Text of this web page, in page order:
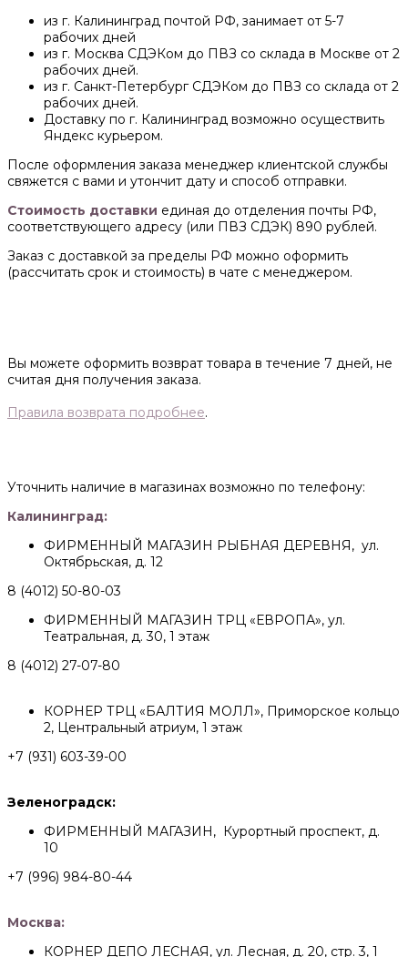
из г. Калининград почтой РФ, занимает от 5-7
рабочих дней
из г. Москва СДЭКом до ПВЗ со склада в Москве от 2
рабочих дней.
из г. Санкт-Петербург СДЭКом до ПВЗ со склада от 2
рабочих дней.
Доставку по г. Калининград возможно осуществить
Яндекс курьером.
После оформления заказа менеджер клиентской службы
свяжется с вами и утончит дату и способ отправки.
Стоимость доставки единая до отделения почты РФ,
соответствующего адресу (или ПВЗ СДЭК) 890 рублей.
Заказ с доставкой за пределы РФ можно оформить
(рассчитать срок и стоимость) в чате с менеджером.
Вы можете оформить возврат товара в течение 7 дней, не
считая дня получения заказа.
Правила возврата подробнее.
Уточнить наличие в магазинах возможно по телефону:
Калининград:
ФИРМЕННЫЙ МАГАЗИН РЫБНАЯ ДЕРЕВНЯ, ул.
Октябрьская, д. 12
8 (4012) 50-80-03
ФИРМЕННЫЙ МАГАЗИН ТРЦ «ЕВРОПА», ул.
Театральная, д. 30, 1 этаж
8 (4012) 27-07-80
КОРНЕР ТРЦ «БАЛТИЯ МОЛЛ», Приморское кольцо
2, Центральный атриум, 1 этаж
+7 (931) 603-39-00
Зеленоградск:
ФИРМЕННЫЙ МАГАЗИН, Курортный проспект, д.
10
+7 (996) 984-80-44
Москва:
КОРНЕР ДЕПО ЛЕСНАЯ, ул. Лесная, д. 20, стр. 3, 1